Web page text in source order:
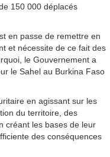
150 000 déplacés
en passe de remettre en
et nécessite de ce fait des
le Gouvernement a
le Sahel au Burkina Faso
en agissant sur les
du territoire, des
créant les bases de leur
des conséquences